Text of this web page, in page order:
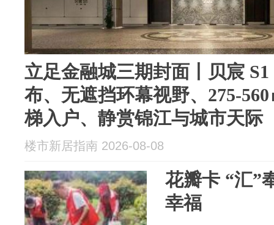
立足金融城三期封面丨贝宸
布、无遮挡环幕视野、275-
梯入户、静赏锦江与城市天际
楼市新居指南 2026-08-08
花瓣卡 “汇”
幸福